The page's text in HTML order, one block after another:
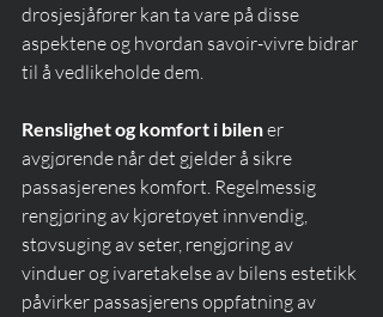
drosjesjåfører kan ta vare på disse
aspektene og hvordan savoir-vivre bidrar
til å vedlikeholde dem.
Renslighet og komfort i bilen er
avgjørende når det gjelder å sikre
passasjerenes komfort. Regelmessig
rengjøring av kjøretøyet innvendig,
støvsuging av seter, rengjøring av
vinduer og ivaretakelse av bilens estetikk
påvirker passasjerens oppfatning av